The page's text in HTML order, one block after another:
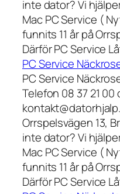
inte dator? Vi
Mac PC Service (
funnits 11 år på
Därför PC Service
PC Service
PC Service
Telefon 08 37 21
Orrspelsvägen 13,
inte dator? Vi
Mac PC Service (
funnits 11 år på
Därför PC Service